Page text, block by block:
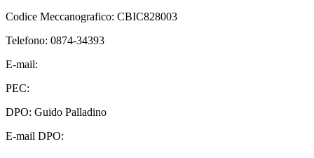
Codice Meccanografico: CBIC828003
Telefono: 0874-34393
E-mail:
PEC:
DPO: Guido Palladino
E-mail DPO: